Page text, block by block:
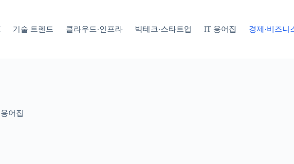
기술 트렌드 클라우드·인프라 빅테크·스타트업 IT 용어집 경제·비즈니
어집